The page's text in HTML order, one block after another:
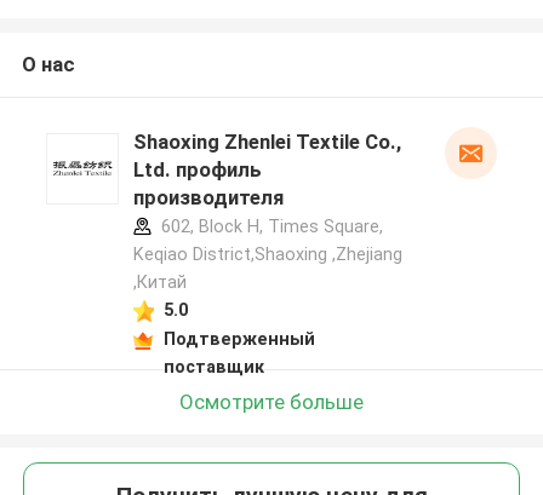
О нас
Shaoxing Zhenlei Textile Co.,
Ltd. профиль
производителя
602, Block H, Times Square,
Keqiao District,Shaoxing ,Zhejiang
,Китай
5.0
Подтверженный
поставщик
Осмотрите больше